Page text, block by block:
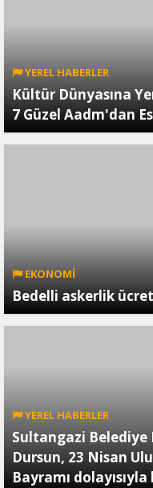
YEREL HABERLER
Kültür Dünyasına
7 Güzel Aadm'dan
EKONOMİ
Bedelli askerlik
YEREL HABERLER
Sultangazi Belediye
Dursun, 23 Nisan
Bayramı